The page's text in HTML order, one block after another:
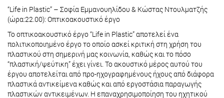
“Life in Plastic” – Σοφία Εμμανουηλίδου & Κώστας Ντουλματζής
(ώρα:22.00): Οπτικοακουστικό έργο
Το οπτικοακουστικό έργο “Life in Plastic” αποτελεί ένα
πολιτικοποιημένο έργο το οποίο ασκεί κριτική στη χρήση του
πλαστικού στη σημερινή μας κοινωνία, καθώς και το πόσο
“πλαστική/ψεύτικη” έχει γίνει. Το ακουστικό μέρος αυτού του
έργου αποτελείται από προ-ηχογραφημένους ήχους από διάφορα
πλαστικά αντικείμενα καθώς και από εργοστάσια παραγωγής
πλαστικών αντικειμένων. Η επαναχρησιμοποίηση του ηχητικού